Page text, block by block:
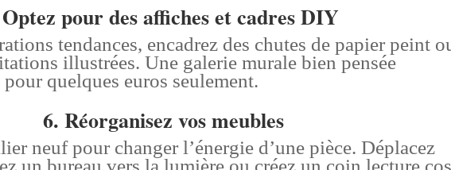
pour des affiches et cadres DIY
tendances, encadrez des chutes de papier peint
illustrées. Une galerie murale bien pensée
quelques euros seulement.
6. Réorganisez vos meubles
neuf pour changer l’énergie d’une pièce. Déplacez
un bureau vers la lumière ou créez un coin lecture